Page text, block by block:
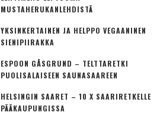
MUSTAHERUKANLEHDISTÄ
YKSINKERTAINEN JA HELPPO VEGAANINEN
SIENIPIIRAKKA
ESPOON GÅSGRUND – TELTTARETKI
PUOLISALAISEEN SAUNASAAREEN
HELSINGIN SAARET – 10 X SAARIRETKELLE
PÄÄKAUPUNGISSA